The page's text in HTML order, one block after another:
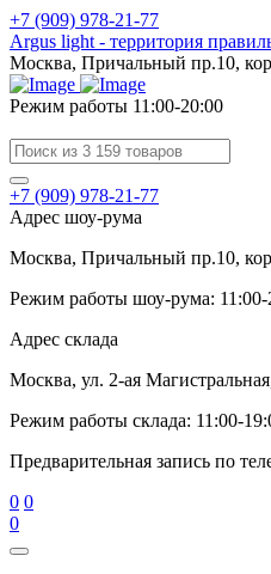
+7 (909) 978-21-77
Argus light - территория
Москва, Причальный пр.10,
Режим работы 11:00-20:00
+7 (909) 978-21-77
Адрес шоу-рума
Москва, Причальный пр.10,
Режим работы шоу-рума: 11:00-
Адрес склада
Москва, ул. 2-ая
Режим работы склада: 11:00-
Предварительная запись по
0 0
0